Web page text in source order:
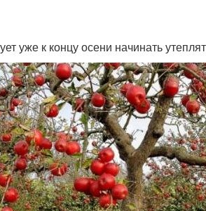
уже к концу осени начинать